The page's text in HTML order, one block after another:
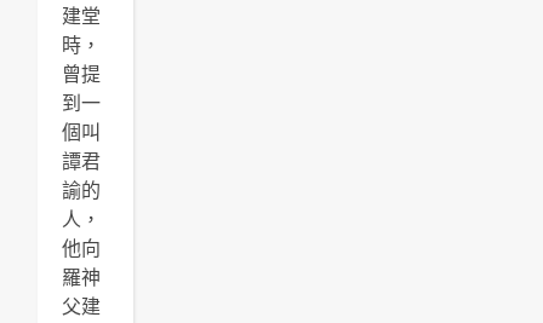
建堂
時，
曾提
到一
個叫
譚君
諭的
人，
他向
羅神
父建